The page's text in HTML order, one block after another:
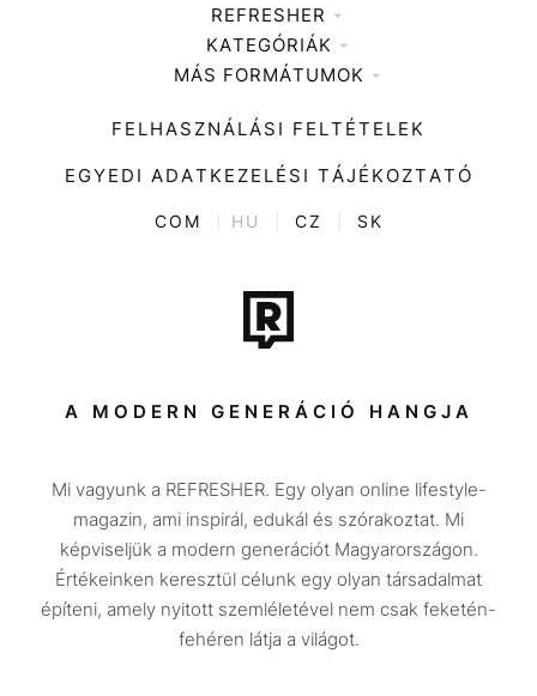
REFRESHER
Médiaajánlat
KATEGÓRIÁK
Zene
Divat
Kultúra
ENTR
Tech-Tudomány
Sport
Társadalom
Utazás
Életmód
Design
Beszélgetések
MÁS FORMÁTUMOK
FELHASZNÁLÁSI FELTÉTELEK
EGYEDI ADATKEZELÉSI TÁJÉKOZTATÓ
COM HU CZ SK
A MODERN GENERÁCIÓ HANGJA
Mi vagyunk a REFRESHER. Egy olyan online lifestyle-
magazin, ami inspirál, edukál és szórakoztat. Mi
képviseljük a modern generációt Magyarországon.
Értékeinken keresztül célunk egy olyan társadalmat
építeni, amely nyitott szemléletével nem csak feketén-
fehéren látja a világot.